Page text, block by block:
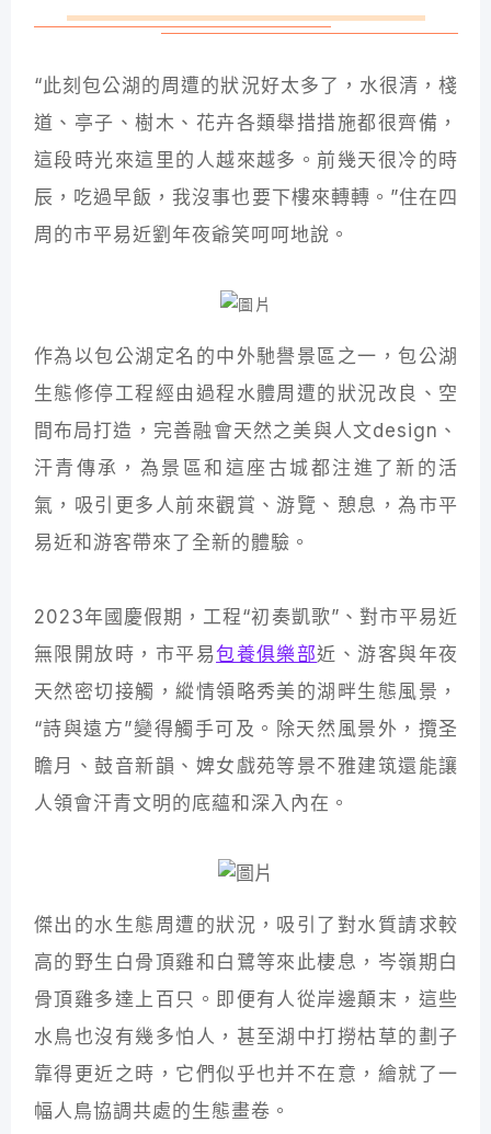
“此刻包公湖的周遭的狀況好太多了，水很清，棧
道、亭子、樹木、花卉各類舉措措施都很齊備，
這段時光來這里的人越來越多。前幾天很冷的時
辰，吃過早飯，我沒事也要下樓來轉轉。”住在四
周的市平易近劉年夜爺笑呵呵地說。
作為以包公湖定名的中外馳譽景區之一，包公湖
生態修停工程經由過程水體周遭的狀況改良、空
間布局打造，完善融會天然之美與人文design、
汗青傳承，為景區和這座古城都注進了新的活
氣，吸引更多人前來觀賞、游覽、憩息，為市平
易近和游客帶來了全新的體驗。
2023年國慶假期，工程“初奏凱歌”、對市平易近
無限開放時，市平易包養俱樂部近、游客與年夜
天然密切接觸，縱情領略秀美的湖畔生態風景，
“詩與遠方”變得觸手可及。除天然風景外，攬圣
瞻月、鼓音新韻、婢女戲苑等景不雅建筑還能讓
人領會汗青文明的底蘊和深入內在。
傑出的水生態周遭的狀況，吸引了對水質請求較
高的野生白骨頂雞和白鷺等來此棲息，岑嶺期白
骨頂雞多達上百只。即便有人從岸邊顛末，這些
水鳥也沒有幾多怕人，甚至湖中打撈枯草的劃子
靠得更近之時，它們似乎也并不在意，繪就了一
幅人鳥協調共處的生態畫卷。